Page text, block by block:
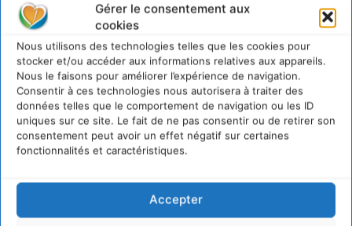
Gérer le consentement aux
cookies
Nous utilisons des technologies telles que les cookies pour
stocker et/ou accéder aux informations relatives aux appareils.
Nous le faisons pour améliorer l’expérience de navigation.
Consentir à ces technologies nous autorisera à traiter des
données telles que le comportement de navigation ou les ID
uniques sur ce site. Le fait de ne pas consentir ou de retirer son
consentement peut avoir un effet négatif sur certaines
fonctionnalités et caractéristiques.
Accepter
Transformer les
territoires par le
dialogue et la
coopération avec un
Commun
d’Accompagnement des
7 AOÛT 2026